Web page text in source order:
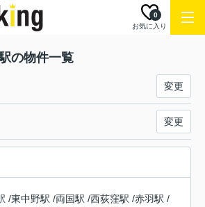
お気に入り
0
の物件一覧
変更
変更
/東中野駅 /両国駅 /西荻窪駅 /赤羽駅 /